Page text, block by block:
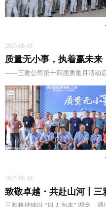
2025-06-10
质量无小事，执着赢未来
——三雅公司第十四届质量月活动
2025-06-10
三雅将持续以 “以人为本” 理念，